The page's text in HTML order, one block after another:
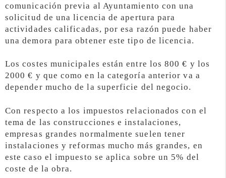
comunicación previa al Ayuntamiento con una
solicitud de una licencia de apertura para
actividades calificadas, por esa razón puede haber
una demora para obtener este tipo de licencia.
Los costes municipales están entre los 800 € y los
2000 € y que como en la categoría anterior va a
depender mucho de la superficie del negocio.
Con respecto a los impuestos relacionados con el
tema de las construcciones e instalaciones,
empresas grandes normalmente suelen tener
instalaciones y reformas mucho más grandes, en
este caso el impuesto se aplica sobre un 5% del
coste de la obra.